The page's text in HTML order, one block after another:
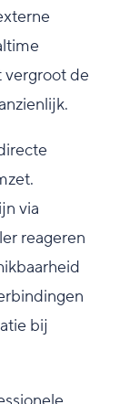
vergroot de
via
reageren
bij